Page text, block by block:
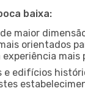
baixa:
maior
orientados
mais
e edifícios